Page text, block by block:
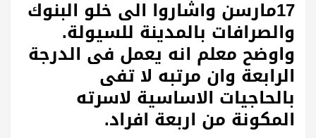
17مارسن واشاروا الى خلو البنوك
والصرافات بالمدينة للسيولة.
واوضح معلم انه يعمل فى الدرجة
الرابعة وان مرتبه لا تفى
بالحاجيات الاساسية لاسرته
المكونة من اربعة افراد.